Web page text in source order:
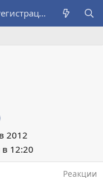
Регистрация
2012
в 12:20
Реакции